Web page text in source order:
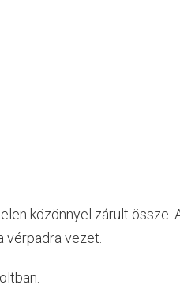
közönnyel zárult
vérpadra vezet.